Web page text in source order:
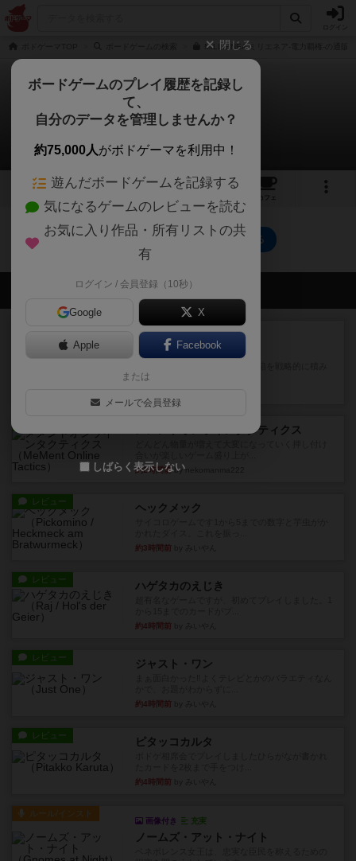
MILLIENEA ミリエネア-電力覇権-の通販/
ミリエネア-電力覇権-
0件のルール/インスト
6
カフェ
ミリエネア-電力覇権-のトップに戻る
会員の新しい投稿
マーケットフレッシュ
重ねて在庫を最大化し、競合...
メメントオンラインタクティクス
約2時間前by nekomanma222
レビュー ヘックメック
約3時間前
レビュー ハゲタカのえじき
約4時間前
レビュー ジャスト・ワン
約4時間前
レビュー ピタッコカルタ
約4時間前
ルール/インスト
画像付き 充実
ノームズ・アット・ナイト
閉じる
ボードゲームのプレイ履歴を記録し
て、
自分のデータを管理しませんか？
約75,000人がボドゲーマを利用中！
遊んだボードゲームを記録する
気になるゲームのレビューを読む
お気に入り作品・所有リストの共
有
ログイン / 会員登録（10秒）
Google X
Apple Facebook
または
メールで会員登録
しばらく表示しない